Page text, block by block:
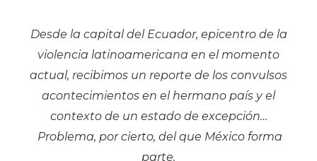
Desde la capital del Ecuador, epicentro de la
violencia latinoamericana en el momento
actual, recibimos un reporte de los convulsos
acontecimientos en el hermano país y el
contexto de un estado de excepción…
Problema, por cierto, del que México forma
parte.